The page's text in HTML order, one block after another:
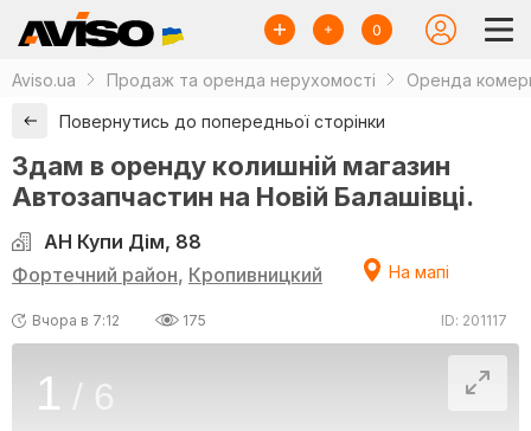
0
Aviso.ua Продаж та оренда нерухомості Оренда
Повернутись до попередньої сторінки
Здам в оренду колишній магазин
Автозапчастин на Новій Балашівці.
АН Купи Дім, 88
Фортечний район, Кропивницкий На мапі
Вчора в 7:12 175 ID: 201117
1 / 6